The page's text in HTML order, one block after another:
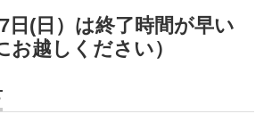
は終了時間が早い
お越しください）